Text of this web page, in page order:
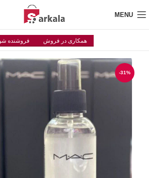
MENU
همکاری در فروش فروشنده
-31%